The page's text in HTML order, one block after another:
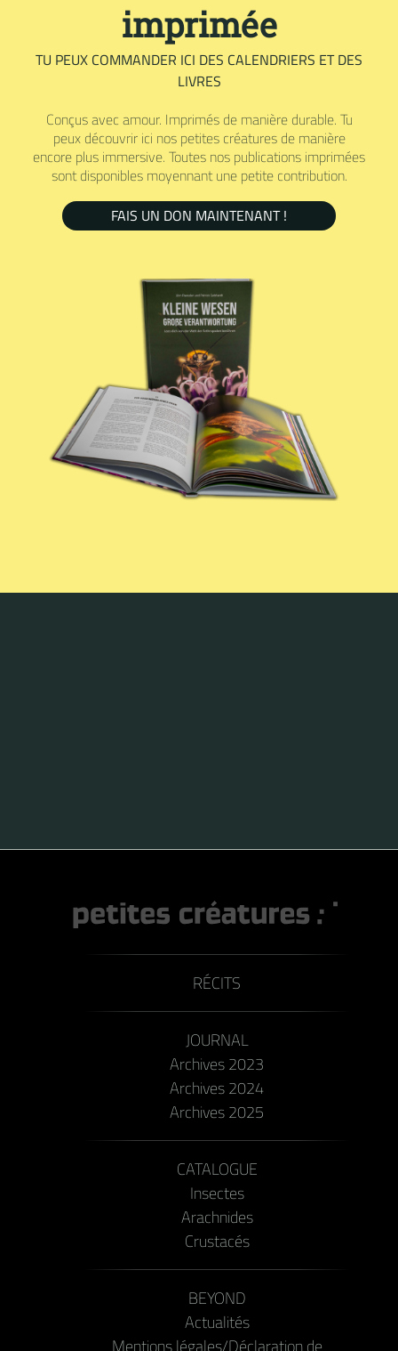
imprimée
TU PEUX COMMANDER ICI DES CALENDRIERS ET DES
LIVRES
Conçus avec amour. Imprimés de manière durable. Tu
peux découvrir ici nos petites créatures de manière
encore plus immersive. Toutes nos publications imprimées
sont disponibles moyennant une petite contribution.
FAIS UN DON MAINTENANT !
RÉCITS
JOURNAL
Archives 2023
Archives 2024
Archives 2025
CATALOGUE
Insectes
Arachnides
Crustacés
BEYOND
Actualités
Mentions légales/Déclaration de